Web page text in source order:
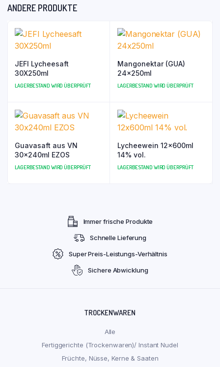
ANDERE PRODUKTE
JEFI Lycheesaft
30X250ml
LAGERBESTAND WIRD ÜBERPRÜFT
Mangonektar (GUA)
24x250ml
LAGERBESTAND WIRD ÜBERPRÜFT
Guavasaft aus VN
30x240ml EZOS
LAGERBESTAND WIRD ÜBERPRÜFT
Lycheewein 12x600ml
14% vol.
LAGERBESTAND WIRD ÜBERPRÜFT
Immer frische Produkte
Schnelle Lieferung
Super Preis-Leistungs-Verhältnis
Sichere Abwicklung
TROCKENWAREN
Alle
Fertiggerichte (Trockenwaren)/ Instant Nudel
Früchte, Nüsse, Kerne & Saaten